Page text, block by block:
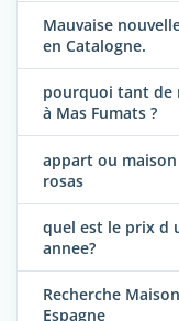
Mauvaise
en Catalogne.
pourquoi tant de
à Mas Fumats ?
appart ou
rosas
quel est le prix d
annee?
Recherche
Espagne